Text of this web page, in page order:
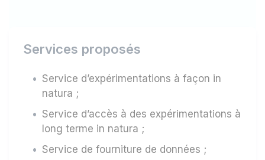
Services proposés
Service d’expérimentations à façon in
natura ;
Service d’accès à des expérimentations à
long terme in natura ;
Service de fourniture de données ;